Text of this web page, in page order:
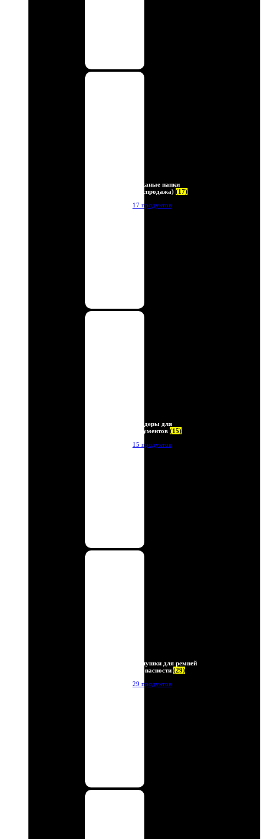
Кожаные папки
(Распродажа) (17)
17 продуктов
Холдеры для
документов (15)
15 продуктов
Заглушки для ремней
безопасности (29)
29 продуктов